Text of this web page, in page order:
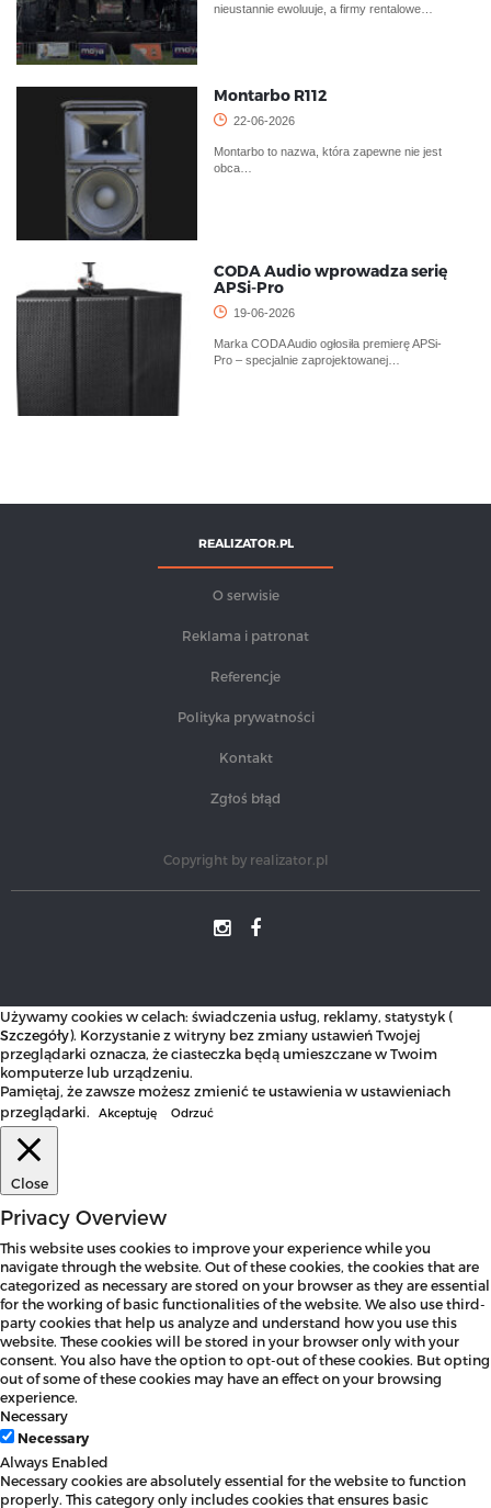
nieustannie ewoluuje, a firmy rentalowe…
Montarbo R112
22-06-2026
Montarbo to nazwa, która zapewne nie jest
obca…
CODA Audio wprowadza serię
APSi-Pro
19-06-2026
Marka CODA Audio ogłosiła premierę APSi-
Pro – specjalnie zaprojektowanej…
REALIZATOR.PL
O serwisie
Reklama i patronat
Referencje
Polityka prywatności
Kontakt
Zgłoś błąd
Copyright by realizator.pl
Używamy cookies w celach: świadczenia usług, reklamy, statystyk (
Szczegóły). Korzystanie z witryny bez zmiany ustawień Twojej
przeglądarki oznacza, że ciasteczka będą umieszczane w Twoim
komputerze lub urządzeniu.
Pamiętaj, że zawsze możesz zmienić te ustawienia w ustawieniach
przeglądarki.
Akceptuję Odrzuć
Close
Privacy Overview
This website uses cookies to improve your experience while you
navigate through the website. Out of these cookies, the cookies that are
categorized as necessary are stored on your browser as they are essential
for the working of basic functionalities of the website. We also use third-
party cookies that help us analyze and understand how you use this
website. These cookies will be stored in your browser only with your
consent. You also have the option to opt-out of these cookies. But opting
out of some of these cookies may have an effect on your browsing
experience.
Necessary
Necessary
Always Enabled
Necessary cookies are absolutely essential for the website to function
properly. This category only includes cookies that ensures basic